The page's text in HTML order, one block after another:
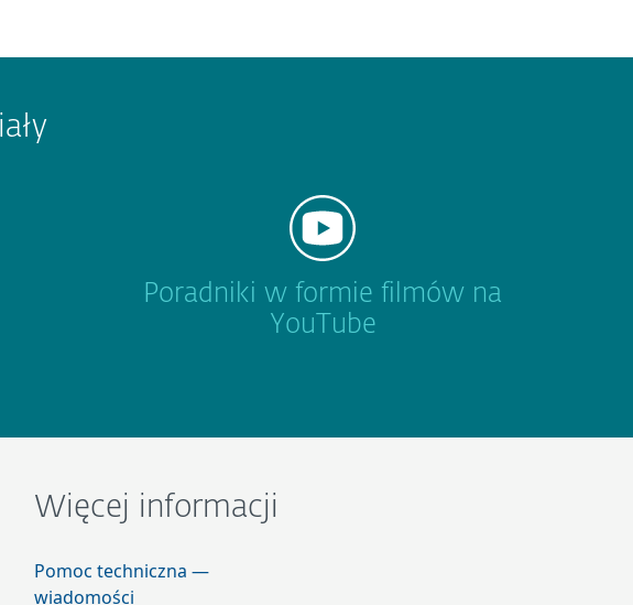
Poradniki w formie filmów na
YouTube
Więcej informacji
Pomoc techniczna —
wiadomości